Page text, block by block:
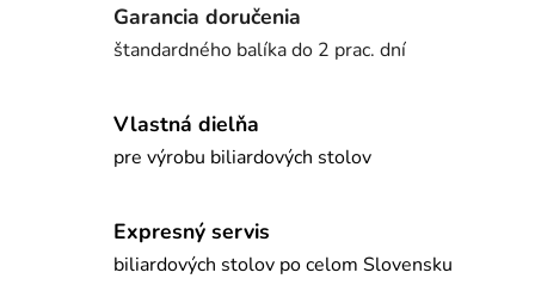
Garancia doručenia
štandardného balíka do 2 prac. dní
Vlastná dielňa
pre výrobu biliardových stolov
Expresný servis
biliardových stolov po celom Slovensku